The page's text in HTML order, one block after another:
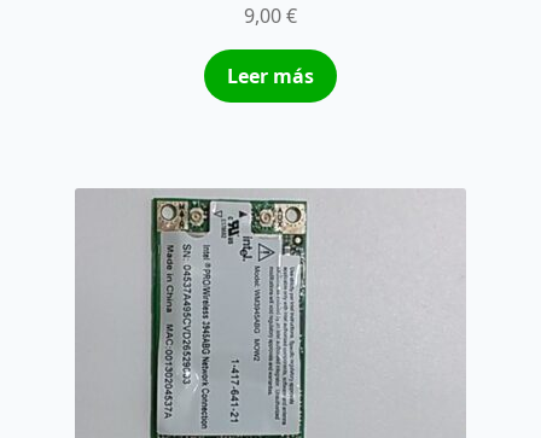
9,00€
Leer más